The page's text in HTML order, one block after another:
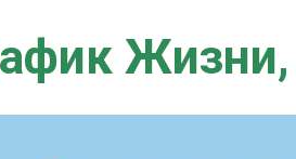
Жизни,